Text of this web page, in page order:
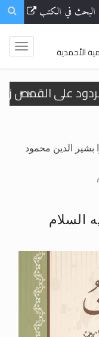
البحث في الكتب
الأحمدية
>> المزيد
أهمية عيد
>> المزيد
>> المزيد
>> المزيد
بشير الدين محمود
السلام